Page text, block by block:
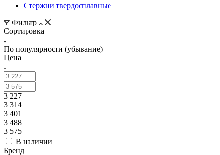
Стержни твердосплавные
Фильтр
Сортировка
По популярности (убывание)
Цена
3 227
3 314
3 401
3 488
3 575
В наличии
Бренд